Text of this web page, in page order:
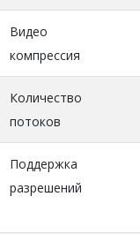
Видео
компрессия
Количество
потоков
Поддержка
разрешений